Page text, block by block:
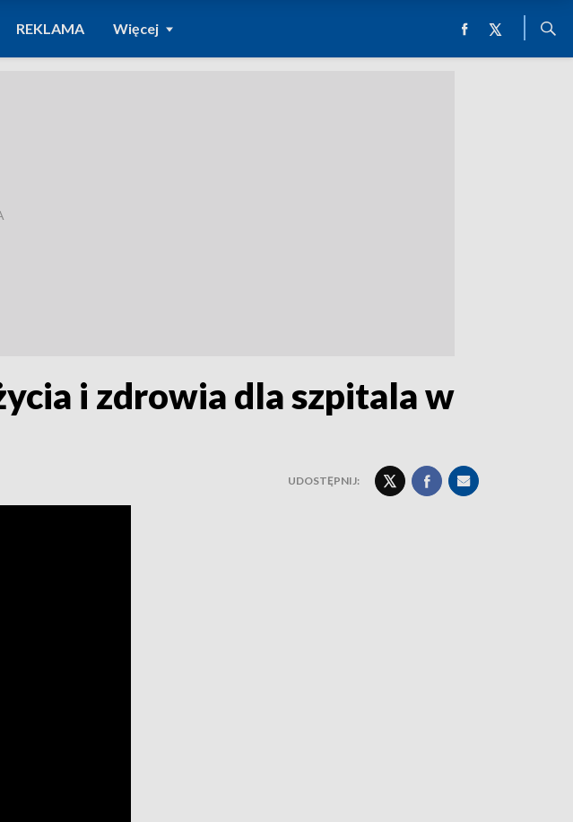
REKLAMA Więcej
i zdrowia dla szpitala w
UDOSTĘPNIJ: